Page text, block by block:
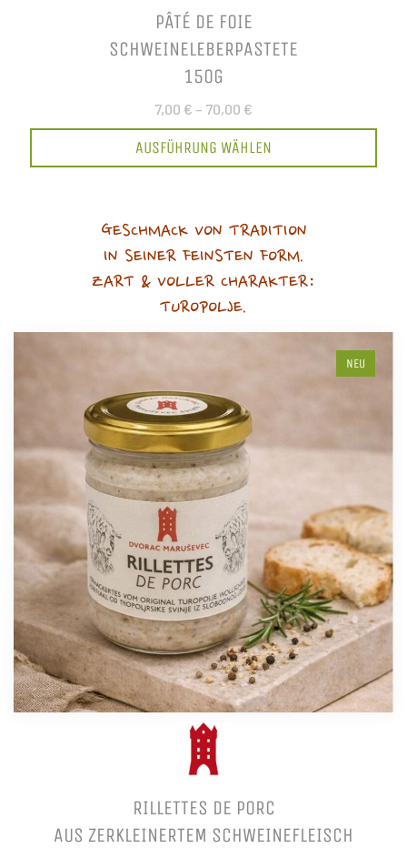
PÂTÉ DE FOIE
SCHWEINELEBERPASTETE
150G
7,00 € – 70,00 €
AUSFÜHRUNG WÄHLEN
GESCHMACK VON TRADITION
IN SEINER FEINSTEN FORM.
ZART & VOLLER CHARAKTER:
TUROPOLJE.
NEU
RILLETTES DE PORC
AUS ZERKLEINERTEM SCHWEINEFLEISCH